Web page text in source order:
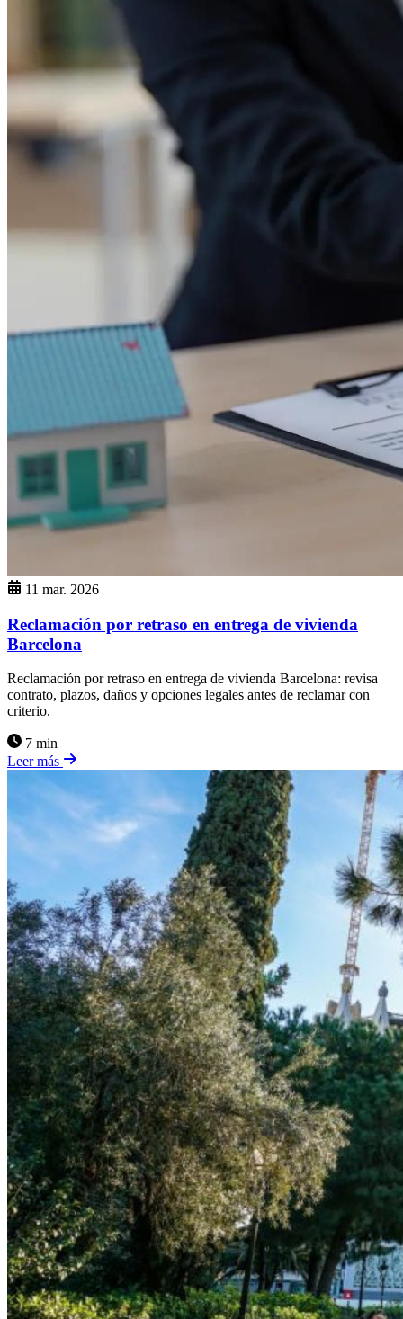
11 mar. 2026
Reclamación por retraso en entrega de vivienda
Barcelona
Reclamación por retraso en entrega de vivienda Barcelona: revisa
contrato, plazos, daños y opciones legales antes de reclamar con
criterio.
7 min
Leer más